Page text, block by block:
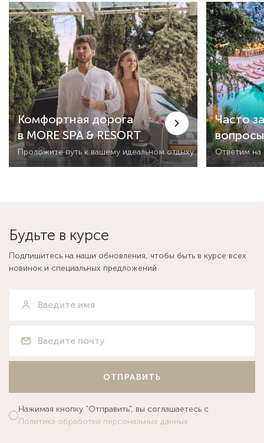
Комфортная дорога
в MORE SPA & RESORT
Проложите путь к вашему идеальном отдыху
Часто
вопросы
Ответим на
Будьте в курсе
Подпишитесь на наши обновления, чтобы быть в курсе всех
новинок и специальных предложений
ОТПРАВИТЬ
Нажимая кнопку "Отправить", вы соглашаетесь с
Политика обработки персональных данных